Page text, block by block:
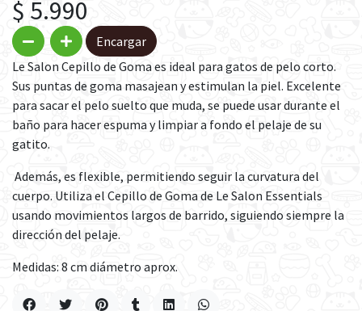
$ 5.990
Encargar
Le Salon Cepillo de Goma es ideal para gatos de pelo corto.
Sus puntas de goma masajean y estimulan la piel. Excelente
para sacar el pelo suelto que muda, se puede usar durante el
baño para hacer espuma y limpiar a fondo el pelaje de su
gatito.
Además, es flexible, permitiendo seguir la curvatura del
cuerpo. Utiliza el Cepillo de Goma de Le Salon Essentials
usando movimientos largos de barrido, siguiendo siempre la
dirección del pelaje.
Medidas: 8 cm diámetro aprox.